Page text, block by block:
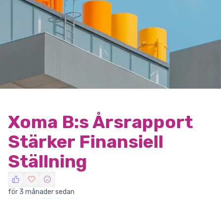
Xoma B:s Årsrapport
Stärker Finansiell
Ställning
för 3 månader sedan